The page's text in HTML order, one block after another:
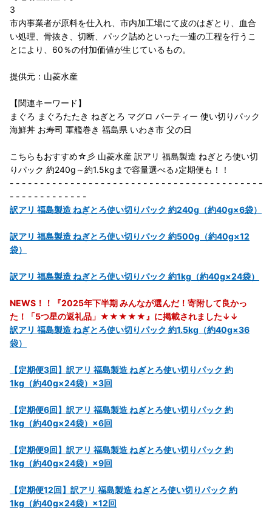
3
市内事業者が原料を仕入れ、市内加工場にて皮のはぎとり、血合
い処理、骨抜き、切断、パック詰めといった一連の工程を行うこ
とにより、60％の付加価値が生じているもの。
提供元：山菱水産
【関連キーワード】
まぐろ まぐろたたき ねぎとろ マグロ パーティー 使い切りパック
海鮮丼 お寿司 軍艦巻き 福島県 いわき市 父の日
こちらもおすすめ☆彡 山菱水産 訳アリ 福島製造 ねぎとろ使い切
りパック 約240g～約1.5kgまで容量選べる♪定期便も！！
- - - - - - - - - - - - - - - - - - - - - - - - - - - - - - - - - - - - - - - - - -
- - - - - - - - - - - - -
訳アリ 福島製造 ねぎとろ使い切りパック 約240g（約40g×6袋）
訳アリ 福島製造 ねぎとろ使い切りパック 約500g（約40g×12
袋）
訳アリ 福島製造 ねぎとろ使い切りパック 約1kg（約40g×24袋）
NEWS！！『2025年下半期 みんなが選んだ！寄附して良かっ
た！「5つ星の返礼品」★★★★★』に掲載されました↓↓
訳アリ 福島製造 ねぎとろ使い切りパック 約1.5kg（約40g×36
袋）
【定期便3回】訳アリ 福島製造 ねぎとろ使い切りパック 約
1kg（約40g×24袋）×3回
【定期便6回】訳アリ 福島製造 ねぎとろ使い切りパック 約
1kg（約40g×24袋）×6回
【定期便9回】訳アリ 福島製造 ねぎとろ使い切りパック 約
1kg（約40g×24袋）×9回
【定期便12回】訳アリ 福島製造 ねぎとろ使い切りパック 約
1kg（約40g×24袋）×12回